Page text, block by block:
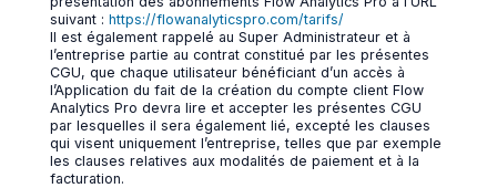
suivant : https://flowanalyticspro.com/tarifs/
Il est également rappelé au Super Administrateur et à
l’entreprise partie au contrat constitué par les présentes
CGU, que chaque utilisateur bénéficiant d’un accès à
l’Application du fait de la création du compte client Flow
Analytics Pro devra lire et accepter les présentes CGU
par lesquelles il sera également lié, excepté les clauses
qui visent uniquement l’entreprise, telles que par exemple
les clauses relatives aux modalités de paiement et à la
facturation.